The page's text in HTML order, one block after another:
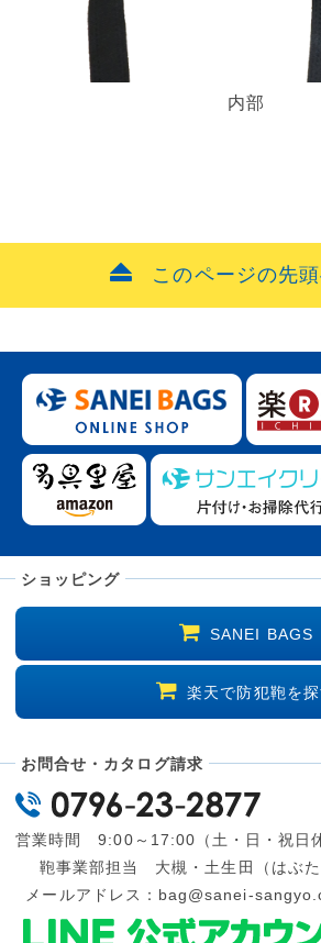
内部
このページの先
ショッピング
SANEI BAGS
楽天で防犯鞄を探
お問合せ・カタログ請求
営業時間 9:00～17:00（土・日・祝日
鞄事業部担当 大槻・土生田（はぶた
メールアドレス： bag@sanei-